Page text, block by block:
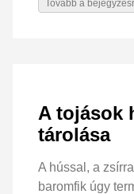
Tovább a
A tojások
tárolása
A hússal, a
baromfik úgy